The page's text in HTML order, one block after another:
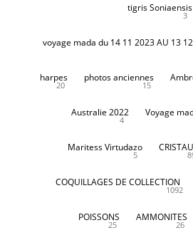
tigris Soniaensis
3
voyage mada du 14 11 2023 AU 13
harpes
20
photos anciennes
15
Australie 2022
4
Voyage
Maritess Virtudazo
5
COQUILLAGES DE COLLECTION
1092
POISSONS
25
AMMONITES
26